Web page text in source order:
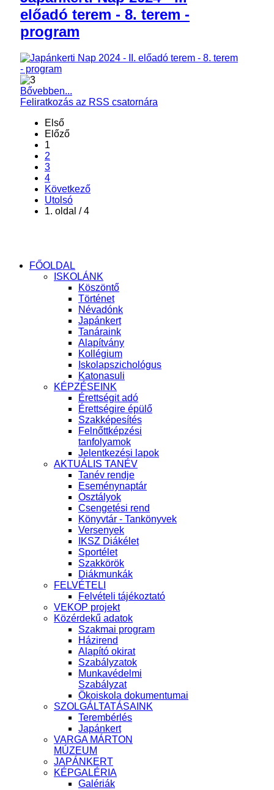
előadó terem - 8. terem -
program
Bővebben...
Feliratkozás az RSS csatornára
Első
Előző
1
2
3
4
Következő
Utolsó
1. oldal / 4
FŐOLDAL
ISKOLÁNK
Köszöntő
Történet
Névadónk
Japánkert
Tanáraink
Alapítvány
Kollégium
Iskolapszichológus
Katonasuli
KÉPZÉSEINK
Érettségit adó
Érettségire épülő
Szakképesítés
Felnőttképzési
tanfolyamok
Jelentkezési lapok
AKTUÁLIS TANÉV
Tanév rendje
Eseménynaptár
Osztályok
Csengetési rend
Könyvtár - Tankönyvek
Versenyek
IKSZ Diákélet
Sportélet
Szakkörök
Diákmunkák
FELVÉTELI
Felvételi tájékoztató
VEKOP projekt
Közérdekű adatok
Szakmai program
Házirend
Alapító okirat
Szabályzatok
Munkavédelmi
Szabályzat
Ökoiskola dokumentumai
SZOLGÁLTATÁSAINK
Terembérlés
Japánkert
VARGA MÁRTON
MÚZEUM
JAPÁNKERT
KÉPGALÉRIA
Galériák